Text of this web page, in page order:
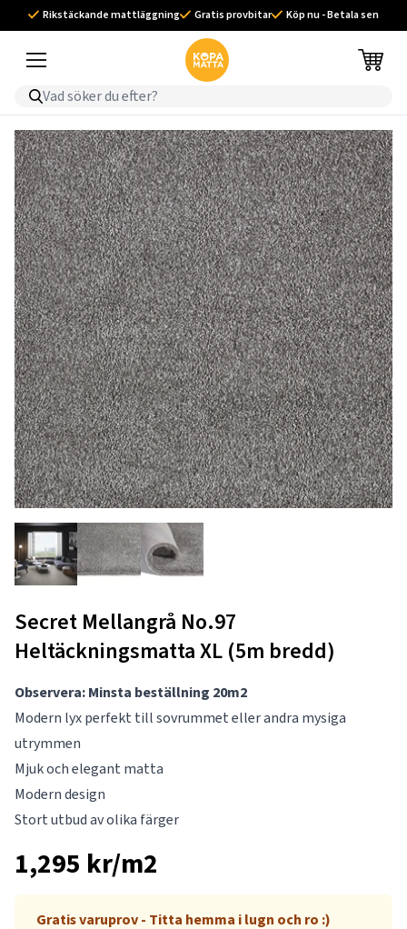
Rikstäckande mattläggning Gratis provbitar Köp nu - Betala sen
Secret Mellangrå No.97
Heltäckningsmatta XL (5m bredd)
Observera: Minsta beställning 20m2
Modern lyx perfekt till sovrummet eller andra mysiga
utrymmen
Mjuk och elegant matta
Modern design
Stort utbud av olika färger
1,295 kr/m2
Gratis varuprov - Titta hemma i lugn och ro :)